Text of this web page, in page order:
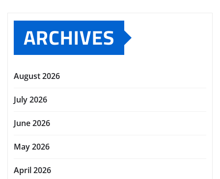
ARCHIVES
August 2026
July 2026
June 2026
May 2026
April 2026